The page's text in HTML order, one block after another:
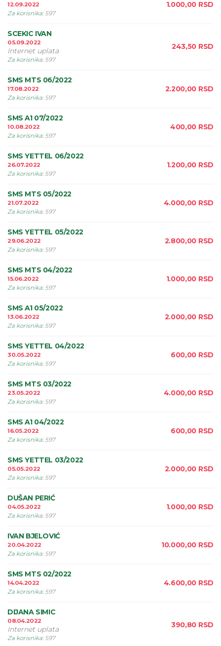
12.09.2022
Za korisnika: 597
1.000,00 RSD
SCEKIC IVAN
05.09.2022
Internet uplata
Za korisnika: 597
243,50 RSD
SMS MTS 06/2022
17.08.2022
Za korisnika: 597
2.200,00 RSD
SMS A1 07/2022
10.08.2022
Za korisnika: 597
400,00 RSD
SMS YETTEL 06/2022
26.07.2022
Za korisnika: 597
1.200,00 RSD
SMS MTS 05/2022
21.07.2022
Za korisnika: 597
4.000,00 RSD
SMS YETTEL 05/2022
29.06.2022
Za korisnika: 597
2.800,00 RSD
SMS MTS 04/2022
15.06.2022
Za korisnika: 597
1.000,00 RSD
SMS A1 05/2022
13.06.2022
Za korisnika: 597
2.000,00 RSD
SMS YETTEL 04/2022
30.05.2022
Za korisnika: 597
600,00 RSD
SMS MTS 03/2022
23.05.2022
Za korisnika: 597
4.000,00 RSD
SMS A1 04/2022
16.05.2022
Za korisnika: 597
600,00 RSD
SMS YETTEL 03/2022
05.05.2022
Za korisnika: 597
2.000,00 RSD
DUŠAN PERIĆ
04.05.2022
Za korisnika: 597
1.000,00 RSD
IVAN BJELOVIĆ
20.04.2022
Za korisnika: 597
10.000,00 RSD
SMS MTS 02/2022
14.04.2022
Za korisnika: 597
4.600,00 RSD
DIJANA SIMIC
08.04.2022
Internet uplata
Za korisnika: 597
390,80 RSD